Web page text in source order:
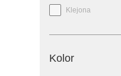
Klejona
Kolor